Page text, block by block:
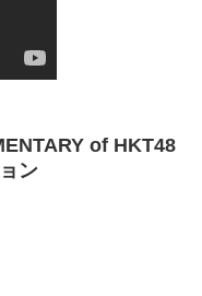
of HKT48
ン